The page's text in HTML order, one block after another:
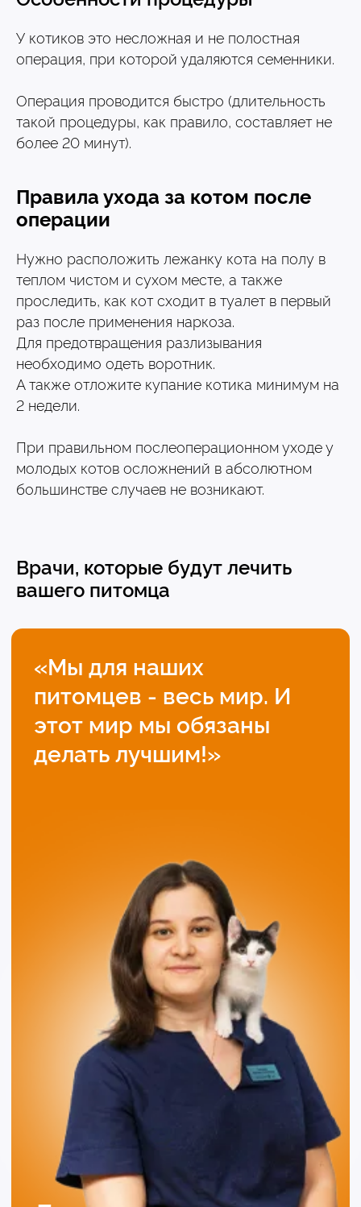
У котиков это несложная и не полостная
операция, при которой удаляются семенники.
Операция проводится быстро (длительность
такой процедуры, как правило, составляет не
более 20 минут).
Правила ухода за котом после
операции
Нужно расположить лежанку кота на полу в
теплом чистом и сухом месте, а также
проследить, как кот сходит в туалет в первый
раз после применения наркоза.
Для предотвращения разлизывания
необходимо одеть воротник.
А также отложите купание котика минимум на
2 недели.
При правильном послеоперационном уходе у
молодых котов осложнений в абсолютном
большинстве случаев не возникают.
Врачи, которые будут лечить
вашего питомца
Главный ветеринарный врач
Ветеринарный врач
Ветеринарный врач
Узнать подробнее
Татьяна
Баженова
Людмила
Соболева